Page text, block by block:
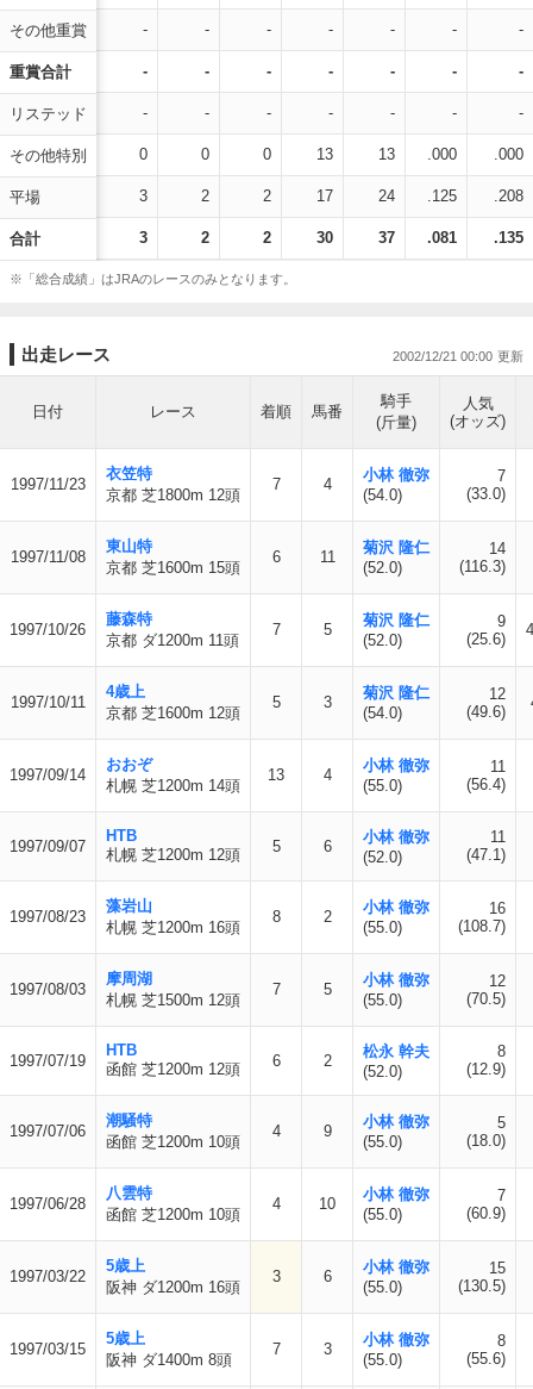
その他重賞
重賞合計
リステッド
その他特別
平場
合計
- - - - - - -
- - - - - - -
- - - - - - -
0 0 0 13 13 .000 .000
3 2 2 17 24 .125 .208
3 2 2 30 37 .081 .135
※「総合成績」はJRAのレースのみとなります。
出走レース 2002/12/21 00:00
日付 レース 着順 馬番
騎手
(斤量)
人気
(オッズ)
1997/11/23
衣笠特
京都 芝1800m 12頭
7 4
小林 徹弥
(54.0)
7
(33.0)
1997/11/08
東山特
京都 芝1600m 15頭
6 11
菊沢 隆仁
(52.0)
14
(116.3)
1997/10/26
藤森特
京都 ダ1200m 11頭
7 5
菊沢 隆仁
(52.0)
9
(25.6)
1997/10/11
4歳上
京都 芝1600m 12頭
5 3
菊沢 隆仁
(54.0)
12
(49.6)
1997/09/14
おおぞ
札幌 芝1200m 14頭
13 4
小林 徹弥
(55.0)
11
(56.4)
1997/09/07
HTB
札幌 芝1200m 12頭
5 6
小林 徹弥
(52.0)
11
(47.1)
1997/08/23
藻岩山
札幌 芝1200m 16頭
8 2
小林 徹弥
(55.0)
16
(108.7)
1997/08/03
摩周湖
札幌 芝1500m 12頭
7 5
小林 徹弥
(55.0)
12
(70.5)
1997/07/19
HTB
函館 芝1200m 12頭
6 2
松永 幹夫
(52.0)
8
(12.9)
1997/07/06
潮騒特
函館 芝1200m 10頭
4 9
小林 徹弥
(55.0)
5
(18.0)
1997/06/28
八雲特
函館 芝1200m 10頭
4 10
小林 徹弥
(55.0)
7
(60.9)
1997/03/22
5歳上
阪神 ダ1200m 16頭
3 6
小林 徹弥
(55.0)
15
(130.5)
1997/03/15
5歳上
阪神 ダ1400m 8頭
7 3
小林 徹弥
(55.0)
8
(55.6)